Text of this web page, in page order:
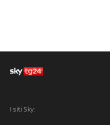
I siti Sky: